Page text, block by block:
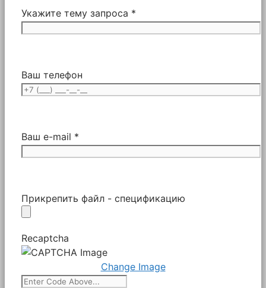
Укажите тему запроса *
Ваш телефон
Ваш e-mail *
Прикрепить файл - спецификацию
Recaptcha
Change Image